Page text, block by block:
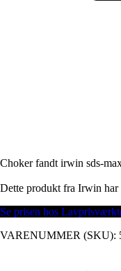
Choker fandt irwin sds-
Dette produkt fra Irwin har
Se prisen hos
VARENUMMER (SKU):